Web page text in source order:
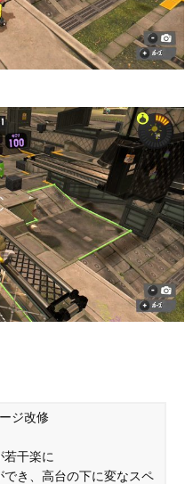
ジ改修
若干楽に
でき、高台の下に変なスペ